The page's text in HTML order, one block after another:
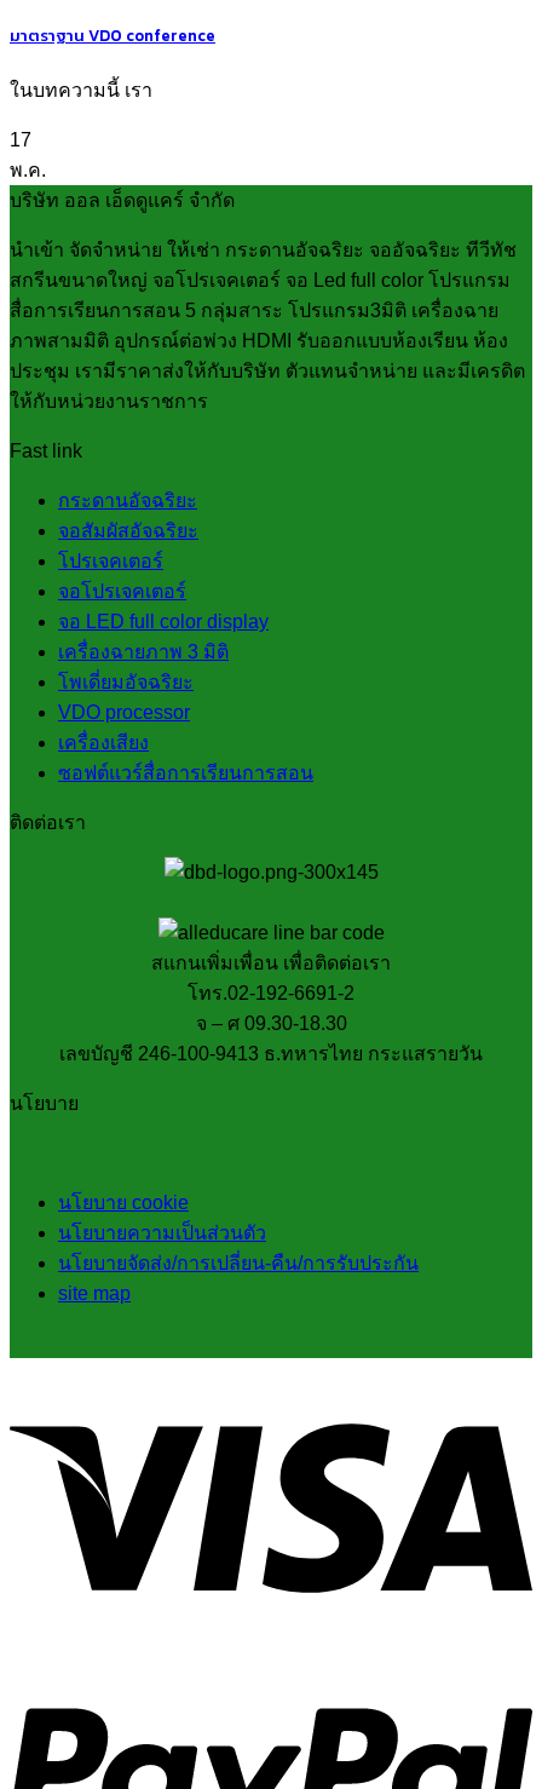
มาตราฐาน VDO conference
ในบทความนี้ เรา
17
พ.ค.
บริษัท ออล เอ็ดดูแคร์ จำกัด
นำเข้า จัดจำหน่าย ให้เช่า กระดานอัจฉริยะ จออัจฉริยะ ทีวีทัช
สกรีนขนาดใหญ่ จอโปรเจคเตอร์ จอ Led full color โปรแกรม
สื่อการเรียนการสอน 5 กลุ่มสาระ โปรแกรม3มิติ เครื่องฉาย
ภาพสามมิติ อุปกรณ์ต่อพ่วง HDMI รับออกแบบห้องเรียน ห้อง
ประชุม เรามีราคาส่งให้กับบริษัท ตัวแทนจำหน่าย และมีเครดิต
ให้กับหน่วยงานราชการ
Fast link
กระดานอัจฉริยะ
จอสัมผัสอัจฉริยะ
โปรเจคเตอร์
จอโปรเจคเตอร์
จอ LED full color display
เครื่องฉายภาพ 3 มิติ
โพเดี่ยมอัจฉริยะ
VDO processor
เครื่องเสียง
ซอฟต์แวร์สื่อการเรียนการสอน
ติดต่อเรา
สแกนเพิ่มเพื่อน เพื่อติดต่อเรา
โทร.02-192-6691-2
จ – ศ 09.30-18.30
เลขบัญชี 246-100-9413 ธ.ทหารไทย กระแสรายวัน
นโยบาย
นโยบาย cookie
นโยบายความเป็นส่วนตัว
นโยบายจัดส่ง/การเปลี่ยน-คืน/การรับประกัน
site map